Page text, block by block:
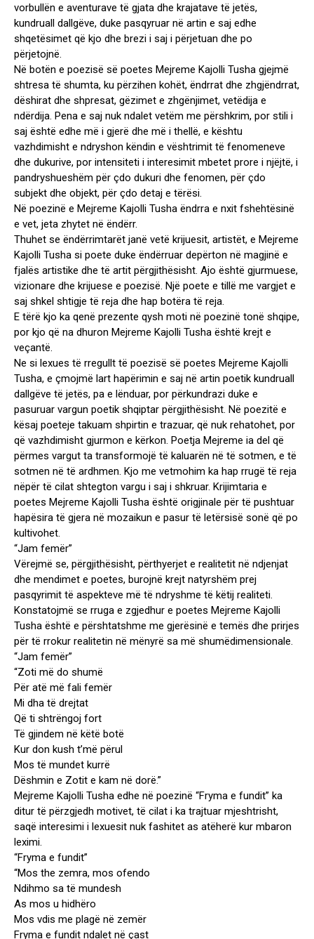
vorbullën e aventurave të gjata dhe krajatave të jetës,
kundruall dallgëve, duke pasqyruar në artin e saj edhe
shqetësimet që kjo dhe brezi i saj i përjetuan dhe po
përjetojnë.
Në botën e poezisë së poetes Mejreme Kajolli Tusha gjejmë
shtresa të shumta, ku përzihen kohët, ëndrrat dhe zhgjëndrrat,
dëshirat dhe shpresat, gëzimet e zhgënjimet, vetëdija e
ndërdija. Pena e saj nuk ndalet vetëm me përshkrim, por stili i
saj është edhe më i gjerë dhe më i thellë, e kështu
vazhdimisht e ndryshon këndin e vështrimit të fenomeneve
dhe dukurive, por intensiteti i interesimit mbetet prore i njëjtë, i
pandryshueshëm për çdo dukuri dhe fenomen, për çdo
subjekt dhe objekt, për çdo detaj e tërësi.
Në poezinë e Mejreme Kajolli Tusha ëndrra e nxit fshehtësinë
e vet, jeta zhytet në ëndërr.
Thuhet se ëndërrimtarët janë vetë krijuesit, artistët, e Mejreme
Kajolli Tusha si poete duke ëndërruar depërton në magjinë e
fjalës artistike dhe të artit përgjithësisht. Ajo është gjurmuese,
vizionare dhe krijuese e poezisë. Një poete e tillë me vargjet e
saj shkel shtigje të reja dhe hap botëra të reja.
E tërë kjo ka qenë prezente qysh moti në poezinë tonë shqipe,
por kjo që na dhuron Mejreme Kajolli Tusha është krejt e
veçantë.
Ne si lexues të rregullt të poezisë së poetes Mejreme Kajolli
Tusha, e çmojmë lart hapërimin e saj në artin poetik kundruall
dallgëve të jetës, pa e lënduar, por përkundrazi duke e
pasuruar vargun poetik shqiptar përgjithësisht. Në poezitë e
kësaj poeteje takuam shpirtin e trazuar, që nuk rehatohet, por
që vazhdimisht gjurmon e kërkon. Poetja Mejreme ia del që
përmes vargut ta transformojë të kaluarën në të sotmen, e të
sotmen në të ardhmen. Kjo me vetmohim ka hap rrugë të reja
nëpër të cilat shtegton vargu i saj i shkruar. Krijimtaria e
poetes Mejreme Kajolli Tusha është origjinale për të pushtuar
hapësira të gjera në mozaikun e pasur të letërsisë sonë që po
kultivohet.
“Jam femër”
Vërejmë se, përgjithësisht, përthyerjet e realitetit në ndjenjat
dhe mendimet e poetes, burojnë krejt natyrshëm prej
pasqyrimit të aspekteve më të ndryshme të këtij realiteti.
Konstatojmë se rruga e zgjedhur e poetes Mejreme Kajolli
Tusha është e përshtatshme me gjerësinë e temës dhe prirjes
për të rrokur realitetin në mënyrë sa më shumëdimensionale.
“Jam femër”
“Zoti më do shumë
Për atë më fali femër
Mi dha të drejtat
Që ti shtrëngoj fort
Të gjindem në këtë botë
Kur don kush t’më përul
Mos të mundet kurrë
Dëshmin e Zotit e kam në dorë.”
Mejreme Kajolli Tusha edhe në poezinë “Fryma e fundit” ka
ditur të përzgjedh motivet, të cilat i ka trajtuar mjeshtrisht,
saqë interesimi i lexuesit nuk fashitet as atëherë kur mbaron
leximi.
“Fryma e fundit”
“Mos the zemra, mos ofendo
Ndihmo sa të mundesh
As mos u hidhëro
Mos vdis me plagë në zemër
Fryma e fundit ndalet në çast